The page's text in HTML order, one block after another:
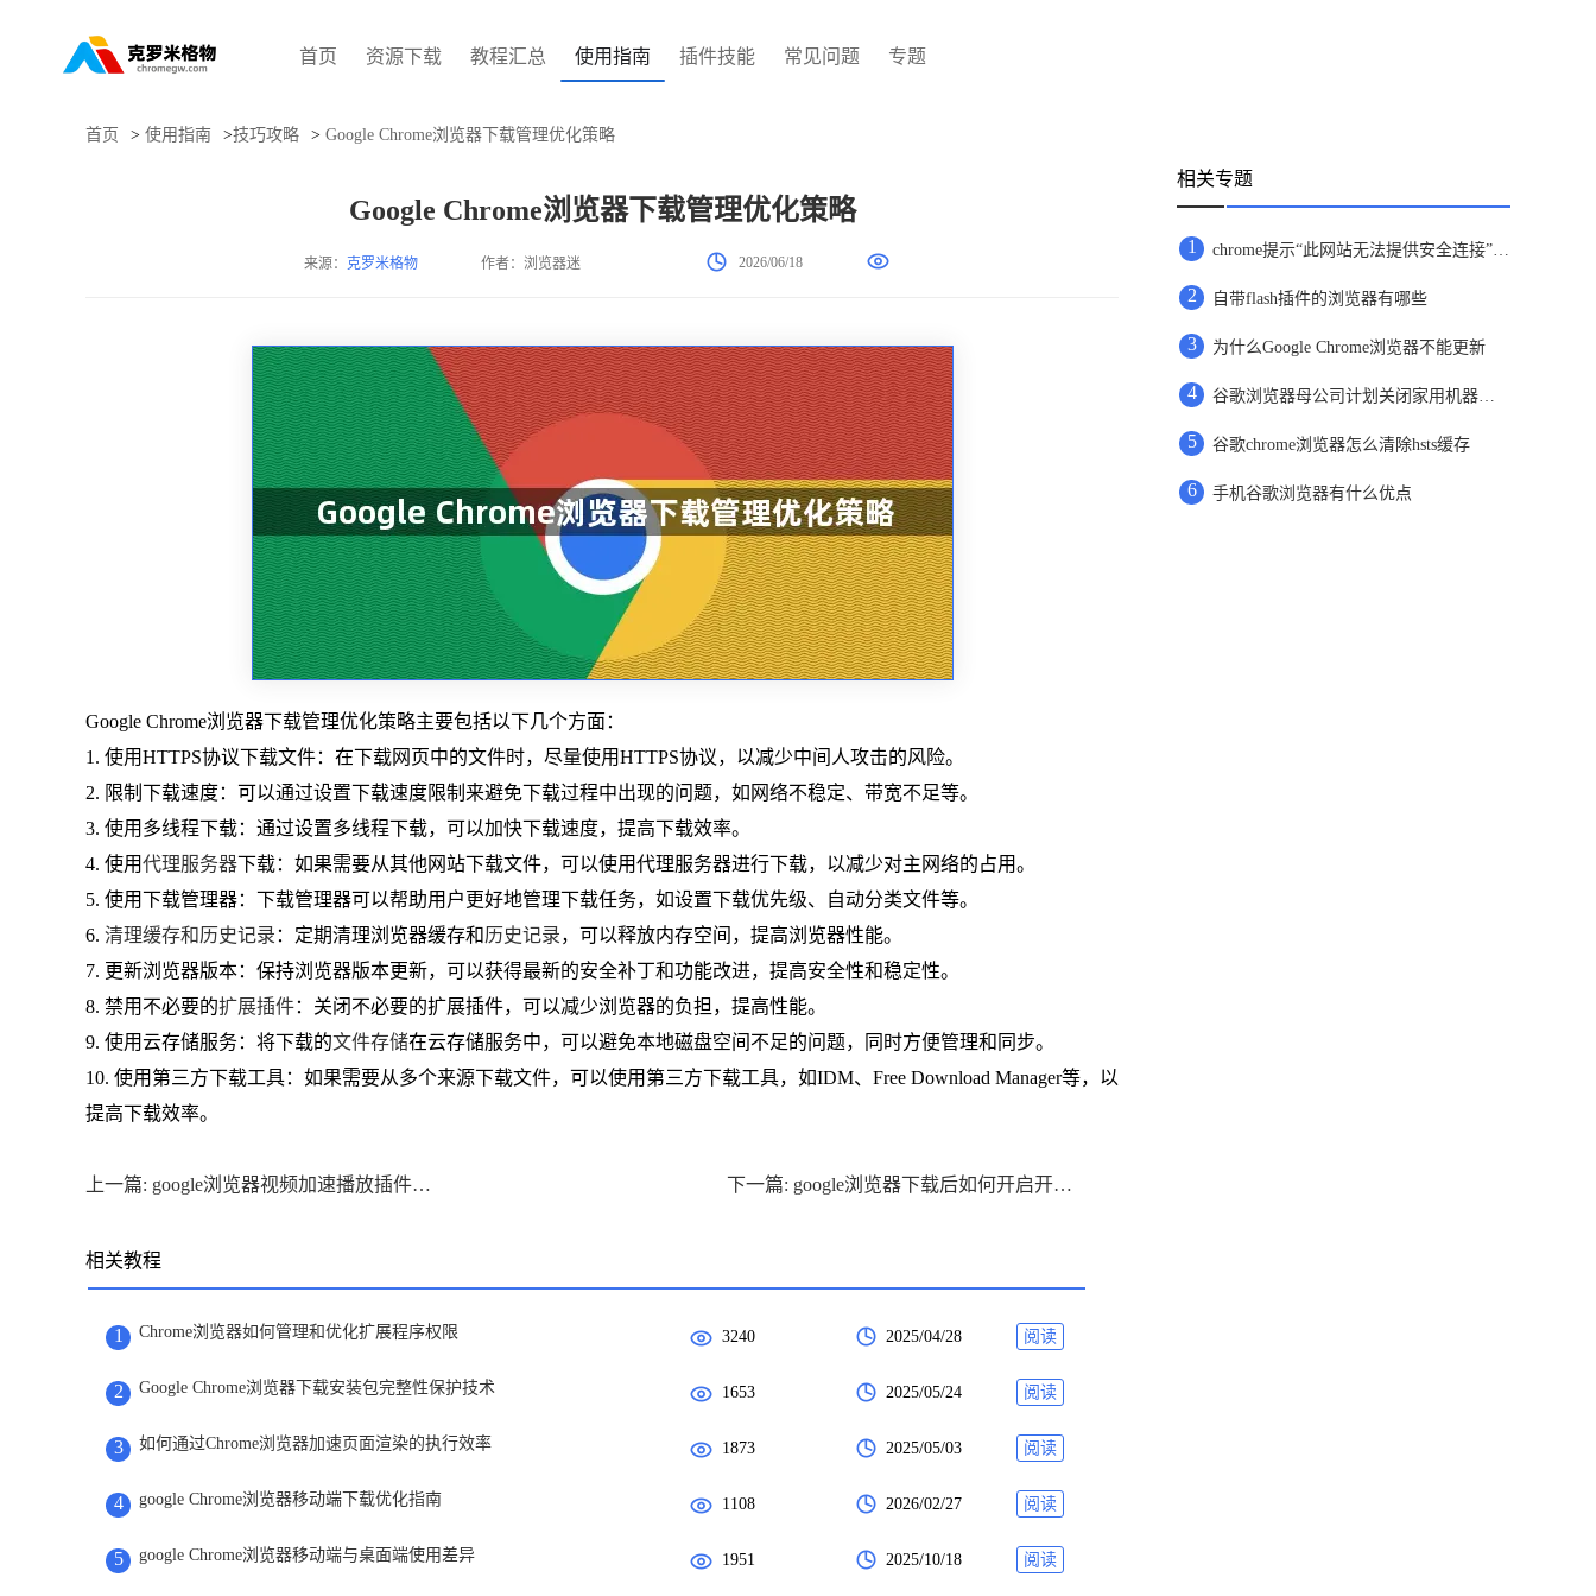
首页 资源下载 教程汇总 使用指南 插件技能 常见问题 专题
首页 > 使用指南 >技巧攻略 > Google Chrome浏览器下载管理优化策略
Google Chrome浏览器下载管理优化策略
来源： 克罗米格物 作者：浏览器迷 2026/06/18
Google Chrome浏览器下载管理优化策略主要包括以下几个方面：
1. 使用HTTPS协议下载文件：在下载网页中的文件时，尽量使用HTTPS协议，以减少中间人攻击的风险。
2. 限制下载速度：可以通过设置下载速度限制来避免下载过程中出现的问题，如网络不稳定、带宽不足等。
3. 使用多线程下载：通过设置多线程下载，可以加快下载速度，提高下载效率。
4. 使用代理服务器下载：如果需要从其他网站下载文件，可以使用代理服务器进行下载，以减少对主网络的占用。
5. 使用下载管理器：下载管理器可以帮助用户更好地管理下载任务，如设置下载优先级、自动分类文件等。
6. 清理缓存和历史记录 ：定期清理浏览器缓存和历史记录，可以释放内存空间，提高浏览器性能。
7. 更新浏览器版本：保持浏览器版本更新，可以获得最新的安全补丁和功能改进，提高安全性和稳定性。
8. 禁用不必要的扩展插件：关闭不必要的扩展插件，可以减少浏览器的负担，提高性能。
9. 使用云存储服务：将下载的文件存储在云存储服务中，可以避免本地磁盘空间不足的问题，同时方便管理和同步。
10. 使用第三方下载工具：如果需要从多个来源下载文件，可以使用第三方下载工具，如IDM、Free Download Manager等，以
提高下载效率。
上一篇: google浏览器视频加速播放插件效果分析 下一篇: google浏览器下载后如何开启开发者模式工具栏
相关教程
1 Chrome浏览器如何管理和优化扩展程序权限 3240 2025/04/28 阅读
2 Google Chrome浏览器下载安装包完整性保护技术 1653 2025/05/24 阅读
3 如何通过Chrome浏览器加速页面渲染的执行效率 1873 2025/05/03 阅读
4 google Chrome浏览器移动端下载优化指南 1108 2026/02/27 阅读
5 google Chrome浏览器移动端与桌面端使用差异 1951 2025/10/18 阅读
相关专题
1 chrome提示“此网站无法提供安全连接”怎么办
2 自带flash插件的浏览器有哪些
3 为什么Google Chrome浏览器不能更新
4 谷歌浏览器母公司计划关闭家用机器人公司
5 谷歌chrome浏览器怎么清除hsts缓存
6 手机谷歌浏览器有什么优点